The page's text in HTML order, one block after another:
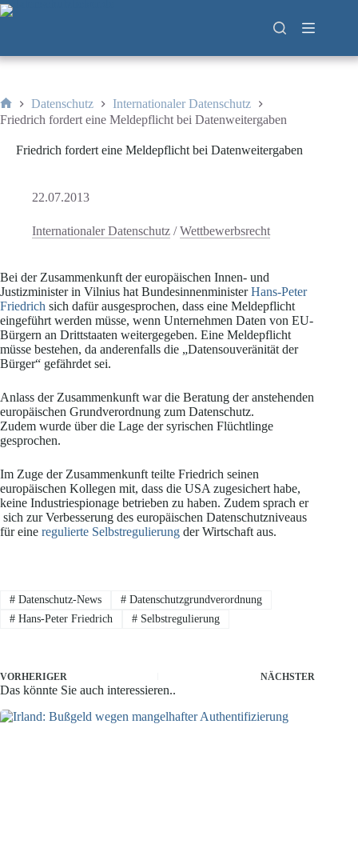
Zum
Inhalt
Start
Datenschutz
Internationaler Datenschutz
Friedrich fordert eine Meldepflicht bei Datenweitergaben
Friedrich fordert eine Meldepflicht bei Datenweitergaben
22.07.2013
Internationaler Datenschutz /Wettbewerbsrecht
Bei der Zusammenkunft der europäischen Innen- und
Justizminister in Vilnius hat BundesinnenministerHans-Peter
Friedrich sich dafür ausgesprochen, dass eine Meldepflicht
eingeführt werden müsse, wenn Unternehmen Daten von EU-
Bürgern an Drittstaaten weitergegeben. Eine Meldepflicht
müsse bestehen, da anderenfalls die „Datensouveränität der
Bürger“ gefährdet sei.
Anlass der Zusammenkunft war die Beratung der anstehenden
europäischen Grundverordnung zum Datenschutz.
Zudem wurde über die Lage der syrischen Flüchtlinge
gesprochen.
Im Zuge der Zusammenkunft teilte Friedrich seinen
europäischen Kollegen mit, dass die USA zugesichert habe,
keine Industriespionage betrieben zu haben. Zudem sprach er
sich zur Verbesserung des europäischen Datenschutzniveaus
für eine regulierte Selbstregulierung der Wirtschaft aus.
#Datenschutz-News #Datenschutzgrundverordnung
#Hans-Peter Friedrich #Selbstregulierung
VORHERIGER NÄCHSTER
Das könnte Sie auch interessieren..